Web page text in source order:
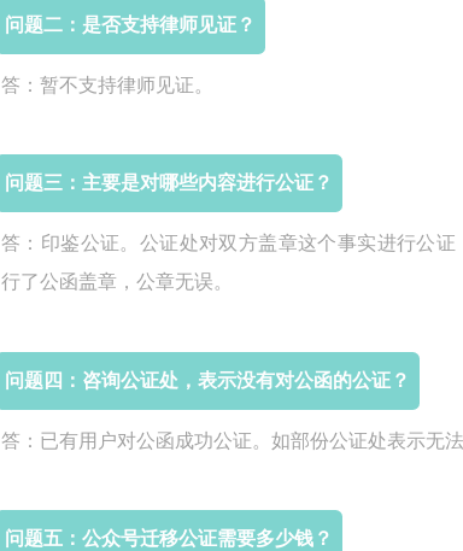
问题二：是否支持律师见证？
答：暂不支持律师见证。
问题三：主要是对哪些内容进行公证？
答：印鉴公证。公证处对双方盖章这个事实进行公
行了公函盖章，公章无误。
问题四：咨询公证处，表示没有对公函的公证？
答：已有用户对公函成功公证。如部份公证处表示无
问题五：公众号迁移公证需要多少钱？